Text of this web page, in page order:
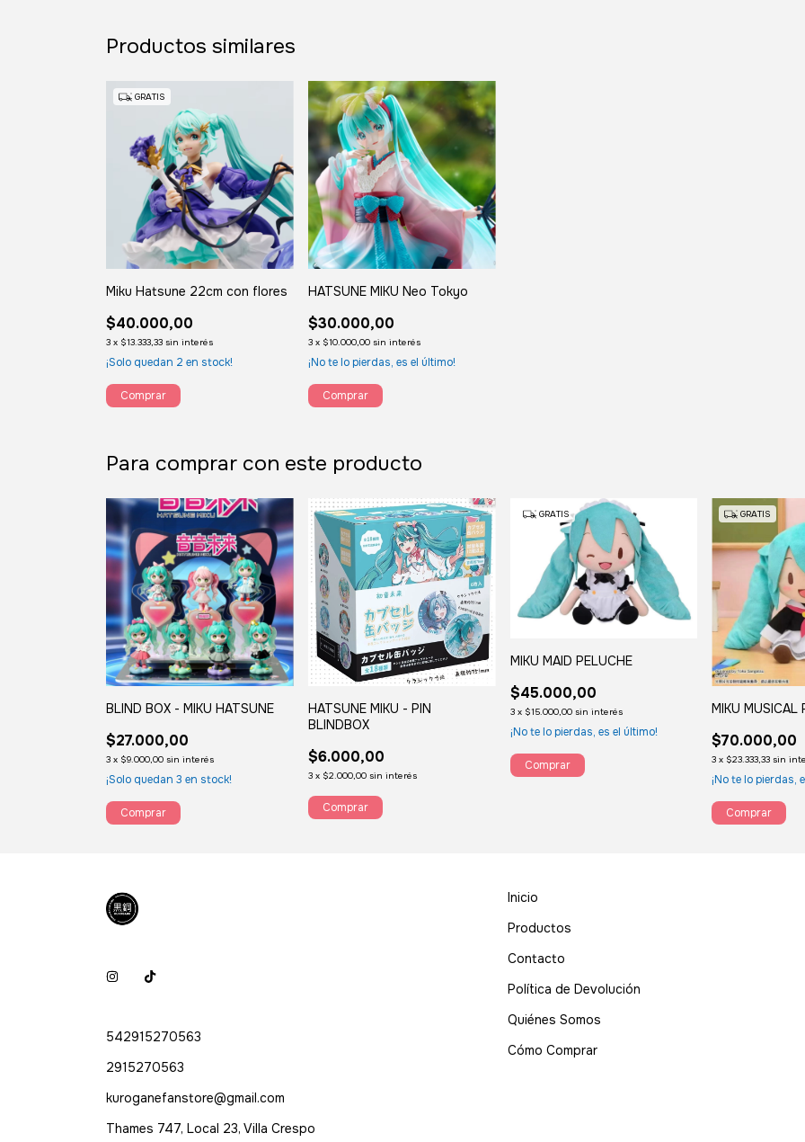
Productos similares
GRATIS
Miku Hatsune 22cm con flores
$40.000,00
3 x $13.333,33 sin interés
¡Solo quedan 2 en stock!
HATSUNE MIKU Neo Tokyo
$30.000,00
3 x $10.000,00 sin interés
¡No te lo pierdas, es el último!
Para comprar con este producto
BLIND BOX - MIKU HATSUNE
$27.000,00
3 x $9.000,00 sin interés
¡Solo quedan 3 en stock!
HATSUNE MIKU - PIN
BLINDBOX
$6.000,00
3 x $2.000,00 sin interés
GRATIS
MIKU MAID PELUCHE
$45.000,00
3 x $15.000,00 sin interés
¡No te lo pierdas, es el último!
GRATIS
MIKU
$70.000,00
3 x $23.333,33 sin
¡No te lo pierdas,
542915270563
2915270563
kuroganefanstore@gmail.com
Thames 747, Local 23, Villa Crespo
Inicio
Productos
Contacto
Política de Devolución
Quiénes Somos
Cómo Comprar